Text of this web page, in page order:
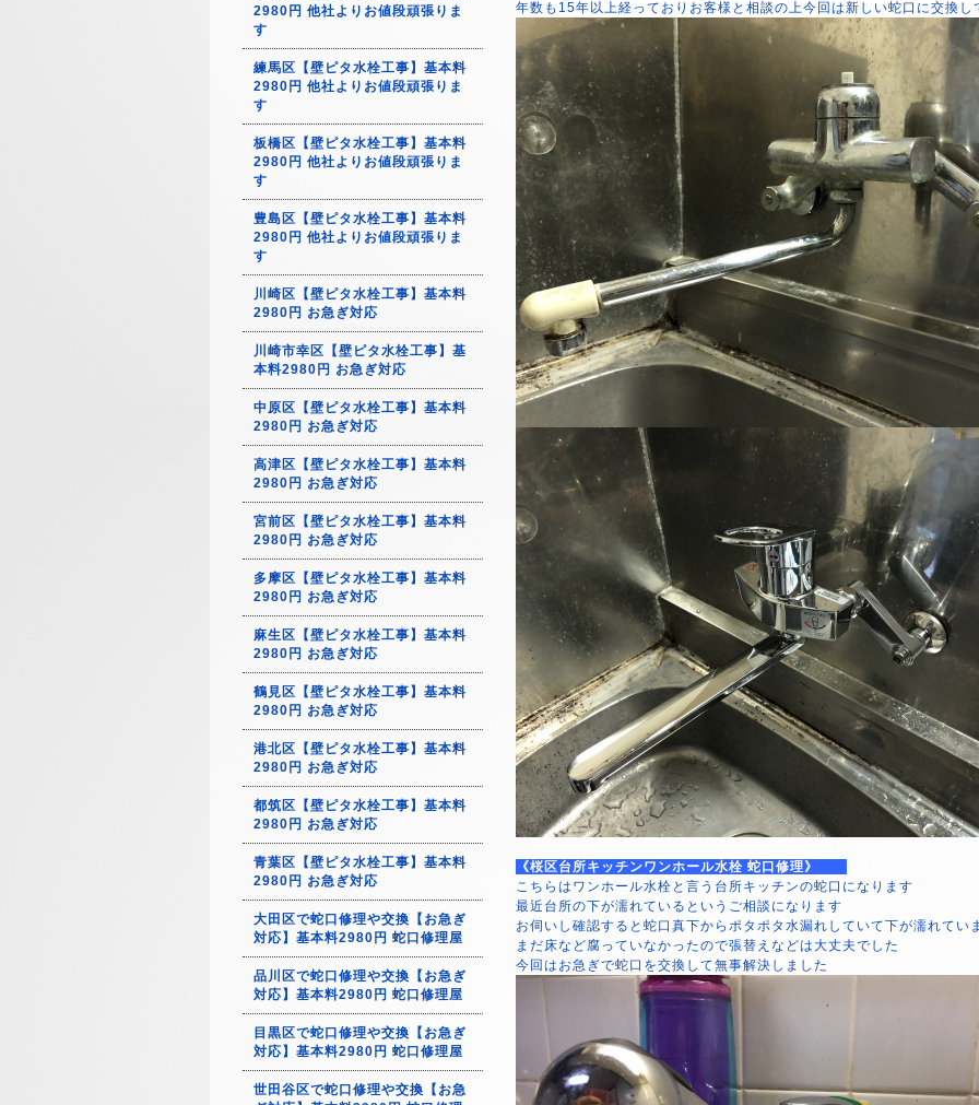
年数も15年以上経っておりお客様と相談の上今回は新しい蛇口に交換し
《桜区台所キッチンワンホール水栓 蛇口修理》
こちらはワンホール水栓と言う台所キッチンの蛇口になります
最近台所の下が濡れているというご相談になります
お伺いし確認すると蛇口真下からポタポタ水漏れしていて下が濡れてい
まだ床など腐っていなかったので張替えなどは大丈夫でした
今回はお急ぎで蛇口を交換して無事解決しました
2980円 他社よりお値段頑張りま
す
練馬区【壁ピタ水栓工事】基本料
2980円 他社よりお値段頑張りま
す
板橋区【壁ピタ水栓工事】基本料
2980円 他社よりお値段頑張りま
す
豊島区【壁ピタ水栓工事】基本料
2980円 他社よりお値段頑張りま
す
川崎区【壁ピタ水栓工事】基本料
2980円 お急ぎ対応
川崎市幸区【壁ピタ水栓工事】基
本料2980円 お急ぎ対応
中原区【壁ピタ水栓工事】基本料
2980円 お急ぎ対応
高津区【壁ピタ水栓工事】基本料
2980円 お急ぎ対応
宮前区【壁ピタ水栓工事】基本料
2980円 お急ぎ対応
多摩区【壁ピタ水栓工事】基本料
2980円 お急ぎ対応
麻生区【壁ピタ水栓工事】基本料
2980円 お急ぎ対応
鶴見区【壁ピタ水栓工事】基本料
2980円 お急ぎ対応
港北区【壁ピタ水栓工事】基本料
2980円 お急ぎ対応
都筑区【壁ピタ水栓工事】基本料
2980円 お急ぎ対応
青葉区【壁ピタ水栓工事】基本料
2980円 お急ぎ対応
大田区で蛇口修理や交換【お急ぎ
対応】基本料2980円 蛇口修理屋
品川区で蛇口修理や交換【お急ぎ
対応】基本料2980円 蛇口修理屋
目黒区で蛇口修理や交換【お急ぎ
対応】基本料2980円 蛇口修理屋
世田谷区で蛇口修理や交換【お急